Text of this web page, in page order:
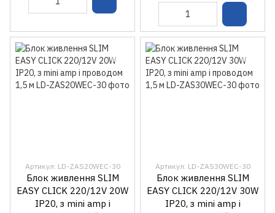
Артикул: LD-ZAS20WEC-30
Блок живлення SLIM
EASY CLICK 220/12V 20W
IP20, з mini amp і
Артикул: LD-ZAS30WEC-30
Блок живлення SLIM
EASY CLICK 220/12V 30W
IP20, з mini amp і